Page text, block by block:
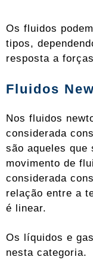
Os fluidos
tipos,
resposta a
Fluidos
Nos fluidos
considerada
são aqueles que
movimento de
considerada
relação entre a
é linear.
Os líquidos e
nesta categoria.